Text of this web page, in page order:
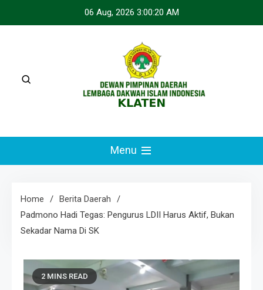
to
06 Aug, 2026 3:00:21 AM
LDII KLATEN
Menu
Home
Berita Daerah
Padmono Hadi Tegas: Pengurus LDII Harus Aktif, Bukan
Sekadar Nama Di SK
2 MINS READ